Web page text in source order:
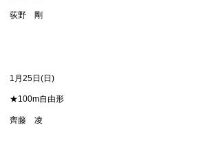
荻野 剛
1月25日(日)
★100m自由形
齊藤 凌